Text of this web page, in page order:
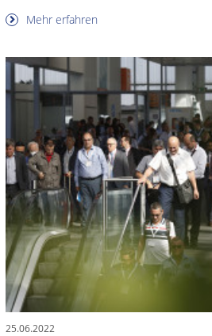
Mehr erfahren
25.06.2022